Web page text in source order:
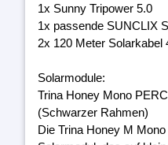
1x Sunny Tripower 5.0
1x passende SUNCLIX
2x 120 Meter Solarkabel
Solarmodule:
Trina Honey Mono
(Schwarzer Rahmen)
Die Trina Honey M